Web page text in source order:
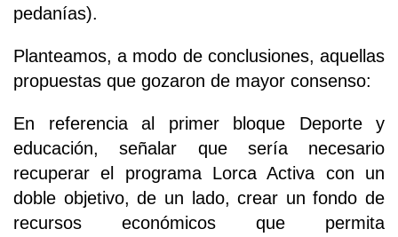
pedanías).
Planteamos, a modo de conclusiones, aquellas
propuestas que gozaron de mayor consenso:
En referencia al primer bloque Deporte y
educación, señalar que sería necesario
recuperar el programa Lorca Activa con un
doble objetivo, de un lado, crear un fondo de
recursos económicos que permita